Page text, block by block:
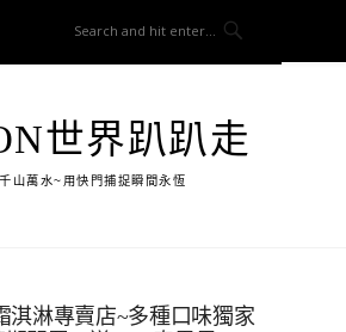
世界趴趴走
山萬水~用快門捕捉瞬間永恆
淇淋專賣店~多種口味獨家